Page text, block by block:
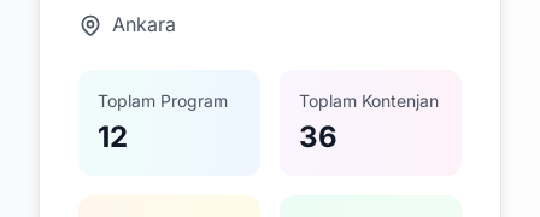
Ankara
Toplam Program
12
Toplam Kontenjan
36